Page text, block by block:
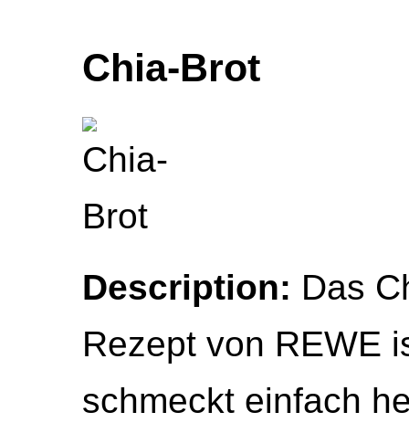
Chia-Brot
Description: Das
Rezept von REWE
schmeckt einfach